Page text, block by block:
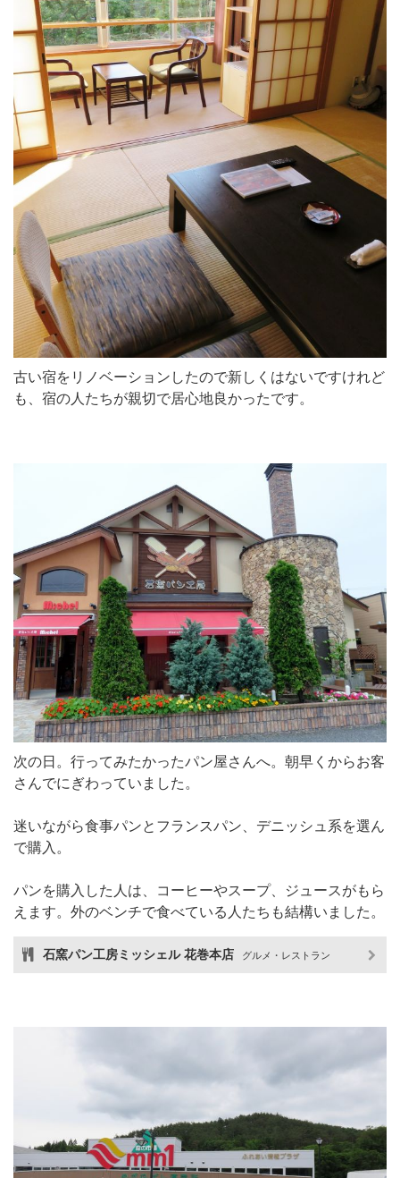
古い宿をリノベーションしたので新しくはないですけれど
も、宿の人たちが親切で居心地良かったです。
次の日。行ってみたかったパン屋さんへ。朝早くからお客
さんでにぎわっていました。
迷いながら食事パンとフランスパン、デニッシュ系を選ん
で購入。
パンを購入した人は、コーヒーやスープ、ジュースがもら
えます。外のベンチで食べている人たちも結構いました。
石窯パン工房ミッシェル 花巻本店 グルメ・レストラン